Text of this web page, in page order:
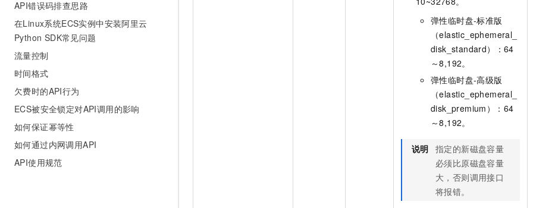
API错误码排查思路
在Linux系统ECS实例中安装阿里云
Python SDK常见问题
流量控制
时间格式
欠费时的API行为
ECS被安全锁定对API调用的影响
如何保证幂等性
如何通过内网调用API
API使用规范
弹性临时盘-标准版
（elastic_ephemeral_
disk_standard）：64
～8,192。
弹性临时盘-高级版
（elastic_ephemeral_
disk_premium）：64
～8,192。
说明 指定的新磁盘容量
必须比原磁盘容量
大，否则调用接口
将报错。